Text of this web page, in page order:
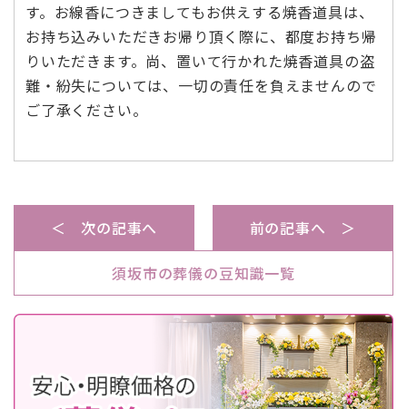
す。お線香につきましてもお供えする焼香道具は、
お持ち込みいただきお帰り頂く際に、都度お持ち帰
りいただきます。尚、置いて行かれた焼香道具の盗
難・紛失については、一切の責任を負えませんので
ご了承ください。
＜ 次の記事へ
須坂市の葬儀の豆知識一覧
前の記事へ ＞